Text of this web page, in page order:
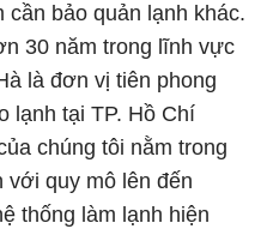
bảo quản lạnh khác.
30 năm trong lĩnh vực
là đơn vị tiên phong
lạnh tại TP. Hồ Chí
chúng tôi nằm trong
với quy mô lên đến
thống làm lạnh hiện